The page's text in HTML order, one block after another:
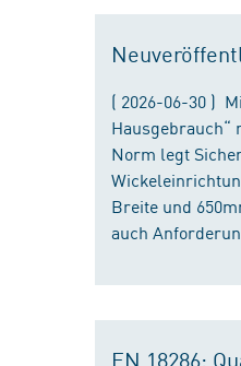
( 2026-06-30 )
Norm legt
Breite und
auch
EN 18286: